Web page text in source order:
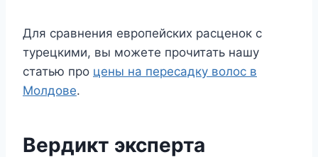
Для сравнения европейских расценок с
турецкими, вы можете прочитать нашу
статью про цены на пересадку волос в
Молдове.
Вердикт эксперта